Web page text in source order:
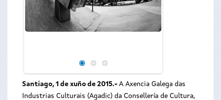
Santiago, 1 de xuño de 2015.- A Axencia Galega das
Industrias Culturais (Agadic) da Consellería de Cultura,